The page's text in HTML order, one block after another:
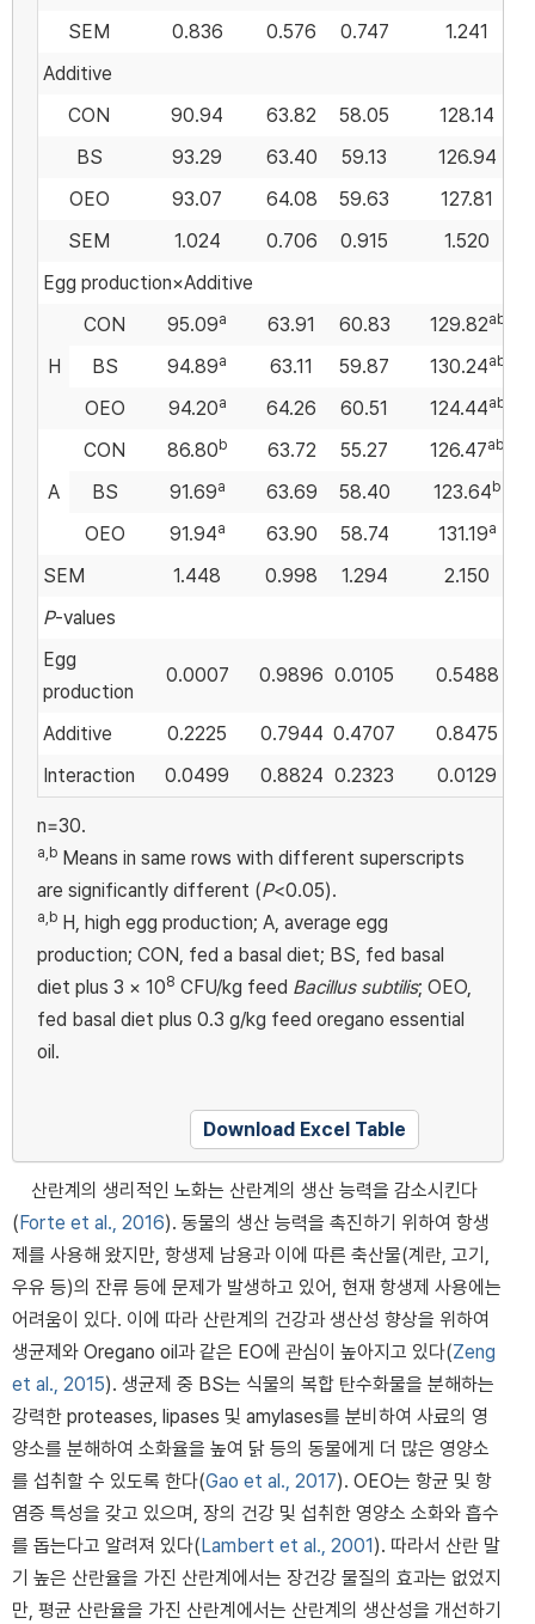
SEM
0.836 0.576 0.747
1.241
Additive
CON
90.94 63.82 58.05
128.14
BS
93.29 63.40 59.13
126.94
OEO
93.07 64.08 59.63
127.81
SEM
1.024 0.706 0.915
1.520
Egg production×Additive
H
CON 95.09a 63.91 60.83 129.82ab
BS 94.89a 63.11 59.87 130.24ab
OEO 94.20a 64.26 60.51 124.44ab
A
CON 86.80 b 63.72 55.27 126.47ab
BS 91.69a 63.69 58.40 123.64 b
OEO 91.94a 63.90 58.74 131.19a
SEM 1.448 0.998 1.294
2.150
P-values
Egg
production
0.0007 0.9896 0.0105 0.5488
Additive 0.2225 0.7944 0.4707
0.8475
Interaction
0.0499 0.8824 0.2323 0.0129
n=30.
a,b Means in same rows with different superscripts
are significantly different (P<0.05).
a,b H, high egg production; A, average egg
production; CON, fed a basal diet; BS, fed basal
diet plus 3 × 108 CFU/kg feed Bacillus subtilis; OEO,
fed basal diet plus 0.3 g/kg feed oregano essential
oil.
Download Excel Table
산란계의 생리적인 노화는 산란계의 생산 능력을 감소시킨다
(Forte et al., 2016). 동물의 생산 능력을 촉진하기 위하여 항생
제를 사용해 왔지만, 항생제 남용과 이에 따른 축산물(계란, 고기,
우유 등)의 잔류 등에 문제가 발생하고 있어, 현재 항생제 사용에는
어려움이 있다. 이에 따라 산란계의 건강과 생산성 향상을 위하여
생균제와 Oregano oil과 같은 EO에 관심이 높아지고 있다(Zeng
et al., 2015). 생균제 중 BS는 식물의 복합 탄수화물을 분해하는
강력한 proteases, lipases 및 amylases를 분비하여 사료의 영
양소를 분해하여 소화율을 높여 닭 등의 동물에게 더 많은 영양소
를 섭취할 수 있도록 한다(Gao et al., 2017). OEO는 항균 및 항
염증 특성을 갖고 있으며, 장의 건강 및 섭취한 영양소 소화와 흡수
를 돕는다고 알려져 있다(Lambert et al., 2001). 따라서 산란 말
기 높은 산란율을 가진 산란계에서는 장건강 물질의 효과는 없었지
만, 평균 산란율을 가진 산란계에서는 산란계의 생산성을 개선하기